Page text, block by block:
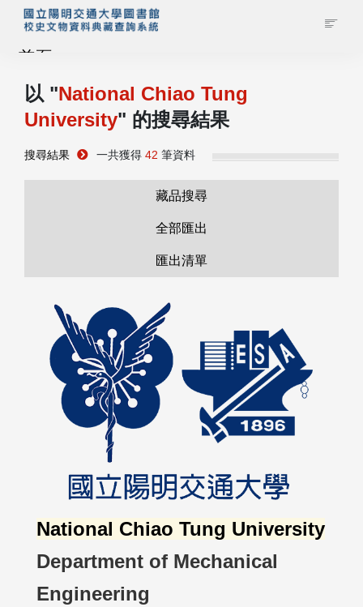
首頁
藏品查詢
校史館簡介
管理者登入
以 "National Chiao Tung
University" 的搜尋結果
搜尋結果 一共獲得 42 筆資料
藏品搜尋
全部匯出
匯出清單
National Chiao Tung University
Department of Mechanical
Engineering